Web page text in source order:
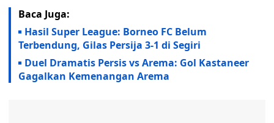
Baca Juga:
Hasil Super League: Borneo FC Belum
Terbendung, Gilas Persija 3-1 di Segiri
Duel Dramatis Persis vs Arema: Gol Kastaneer
Gagalkan Kemenangan Arema